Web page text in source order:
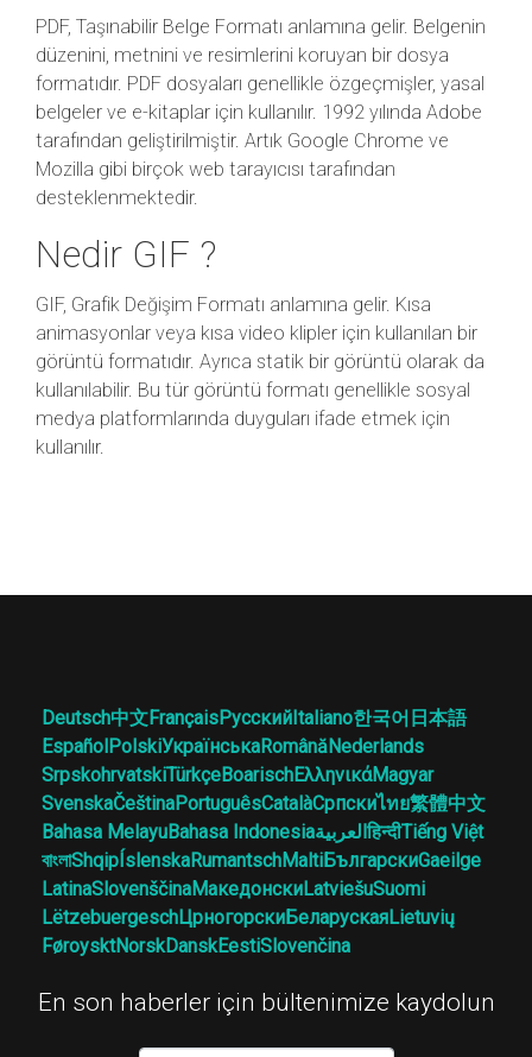
PDF, Taşınabilir Belge Formatı anlamına gelir. Belgenin
düzenini, metnini ve resimlerini koruyan bir dosya
formatıdır. PDF dosyaları genellikle özgeçmişler, yasal
belgeler ve e-kitaplar için kullanılır. 1992 yılında Adobe
tarafından geliştirilmiştir. Artık Google Chrome ve
Mozilla gibi birçok web tarayıcısı tarafından
desteklenmektedir.
Nedir GIF ?
GIF, Grafik Değişim Formatı anlamına gelir. Kısa
animasyonlar veya kısa video klipler için kullanılan bir
görüntü formatıdır. Ayrıca statik bir görüntü olarak da
kullanılabilir. Bu tür görüntü formatı genellikle sosyal
medya platformlarında duyguları ifade etmek için
kullanılır.
Deutsch中文FrançaisРусскийItaliano한국어 日本語
EspañolPolskiУкраїнськаRomânăNederlands
SrpskohrvatskiTürkçeBoarischΕλληνικάMagyar
SvenskaČeštinaPortuguêsCatalàСрпскиไทย繁體中文
Bahasa MelayuBahasa Indonesiaالعربيةहिन्दीTiếng Việt
বাংলাShqipÍslenskaRumantschMaltiБългарскиGaeilge
LatinaSlovenščinaМакедонскиLatviešuSuomi
LëtzebuergeschЦрногорскиБеларускаяLietuvių
FøroysktNorskDanskEestiSlovenčina
En son haberler için bültenimize kaydolun